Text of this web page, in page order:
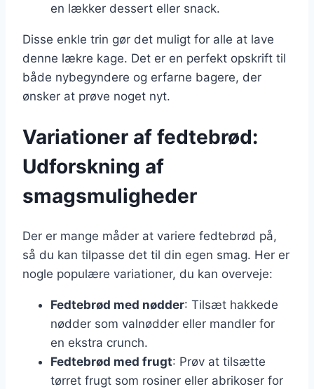
en lækker dessert eller snack.
Disse enkle trin gør det muligt for alle at lave
denne lækre kage. Det er en perfekt opskrift til
både nybegyndere og erfarne bagere, der
ønsker at prøve noget nyt.
Variationer af fedtebrød:
Udforskning af
smagsmuligheder
Der er mange måder at variere fedtebrød på,
så du kan tilpasse det til din egen smag. Her er
nogle populære variationer, du kan overveje:
Fedtebrød med nødder: Tilsæt hakkede
nødder som valnødder eller mandler for
en ekstra crunch.
Fedtebrød med frugt: Prøv at tilsætte
tørret frugt som rosiner eller abrikoser for